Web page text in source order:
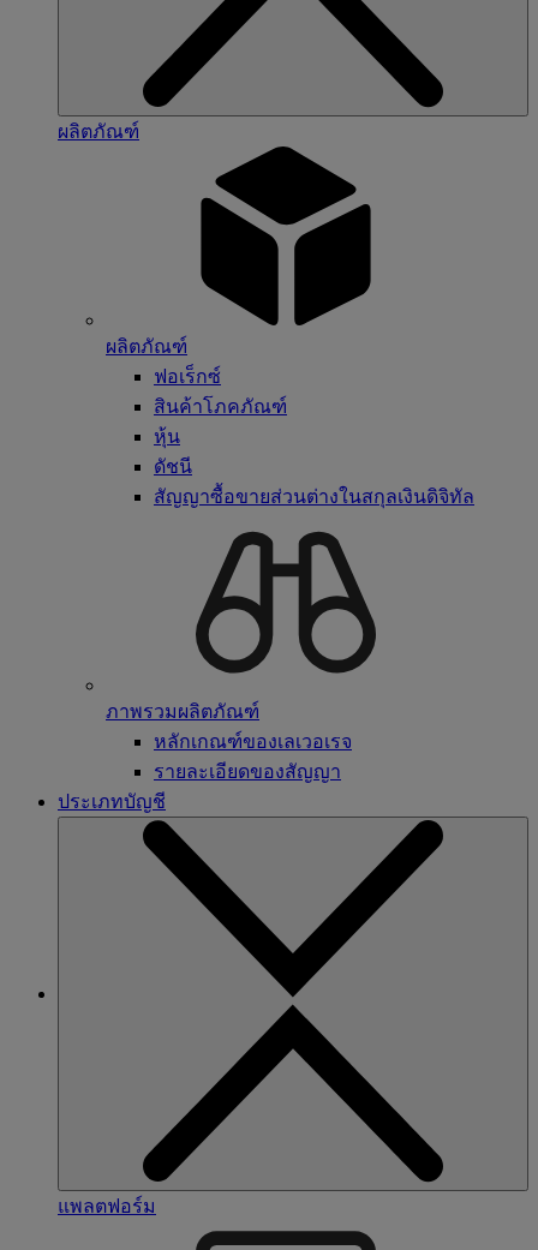
ผลิตภัณฑ์
ผลิตภัณฑ์
ฟอเร็กซ์
สินค้าโภคภัณฑ์
หุ้น
ดัชนี
สัญญาซื้อขายส่วนต่างในสกุลเงินดิจิทัล
ภาพรวมผลิตภัณฑ์
หลักเกณฑ์ของเลเวอเรจ
รายละเอียดของสัญญา
ประเภทบัญชี
แพลตฟอร์ม